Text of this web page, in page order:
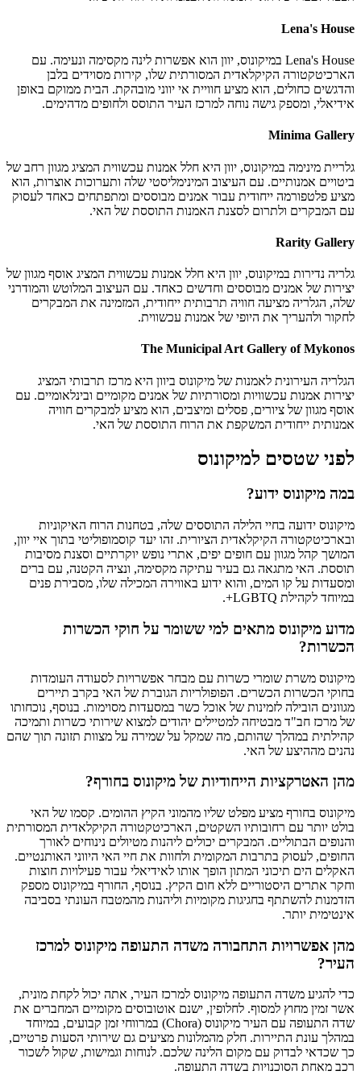
Lena's House
Lena's House במיקונוס, יוון הוא אפשרות לינה מקסימה ונעימה. עם
הארכיטקטורה הקיקלאדית המסורתית שלו, קירות מסוידים בלבן
והדגשים כחולים, הוא מציע חוויית אי יווני מובהקת. הבית ממוקם באופן
אידיאלי, ומספק גישה נוחה למרכז העיר התוסס ולחופים מדהימים.
Minima Gallery
גלריית מינימה במיקונוס, יוון היא חלל אמנות עכשווית המציג מגוון רחב של
ביטויים אמנותיים. עם העיצוב המינימליסטי שלה ותערוכות אוצרות, הוא
מציע פלטפורמה ייחודית עבור אמנים מבוססים ומתפתחים כאחד לעסוק
עם המבקרים ולתרום לסצנת האמנות התוססת של האי.
Rarity Gallery
גלריה נדירות במיקונוס, יוון היא חלל אמנות עכשווית המציג אוסף מגוון של
יצירות של אמנים מבוססים וחדשים כאחד. עם העיצוב המלוטש והמודרני
שלה, הגלריה מציעה חוויה תרבותית ייחודית, המזמינה את המבקרים
לחקור ולהעריך את היופי של אמנות עכשווית.
The Municipal Art Gallery of Mykonos
הגלריה העירונית לאמנות של מיקונוס ביוון היא מרכז תרבותי המציג
יצירות אמנות עכשוויות ומסורתיות של אמנים מקומיים ובינלאומיים. עם
אוסף מגוון של ציורים, פסלים ומיצבים, הוא מציע למבקרים חוויה
אמנותית ייחודית המשקפת את הרוח התוססת של האי.
לפני שטסים למיקונוס
במה מיקונוס ידוע?
מיקונוס ידועה בחיי הלילה התוססים שלה, בטחנות הרוח האיקוניות
ובארכיטקטורה הקיקלאדית הציורית. זהו יעד קוסמופוליטי בתוך איי יוון,
המושך קהל מגוון עם חופים יפים, אתרי נופש יוקרתיים וסצנת מסיבות
תוססת. האי מתגאה גם בעיר עתיקה מקסימה, ונציה הקטנה, עם ברים
ומסעדות על קו המים, והוא ידוע באווירה המכילה שלו, מסבירת פנים
במיוחד לקהילת LGBTQ+.
מדוע מיקונוס מתאים למי ששומר על חוקי הכשרות
הכשרות?
מיקונוס משרת שומרי כשרות עם מבחר אפשרויות לסעודה העומדות
בחוקי הכשרות הכשרים. הפופולריות הגוברת של האי בקרב תיירים
מגוונים הובילה לזמינות של אוכל כשר במסעדות מסוימות. בנוסף, נוכחותו
של מרכז חב"ד מבטיחה למטיילים יהודים למצוא שירותי כשרות ותמיכה
קהילתית במהלך שהותם, מה שמקל על שמירה על מצוות תזונה תוך שהם
נהנים מההיצע של האי.
מהן האטרקציות הייחודיות של מיקונוס בחורף?
מיקונוס בחורף מציע מפלט שליו מהמוני הקיץ ההומים. קסמו של האי
בולט יותר עם רחובותיו השקטים, הארכיטקטורה הקיקלאדית המסורתית
והנופים הבתוליים. המבקרים יכולים ליהנות מטיולים נינוחים לאורך
החופים, לעסוק בתרבות המקומית ולחוות את חיי האי היווני האותנטיים.
האקלים הים תיכוני המתון הופך אותו לאידיאלי עבור פעילויות חוצות
וחקר אתרים היסטוריים ללא חום הקיץ. בנוסף, החורף במיקונוס מספק
הזדמנות להשתתף בחגיגות מקומיות וליהנות מהמטבח העונתי בסביבה
אינטימית יותר.
מהן אפשרויות התחבורה משדה התעופה מיקונוס למרכז
העיר?
כדי להגיע משדה התעופה מיקונוס למרכז העיר, אתה יכול לקחת מונית,
אשר זמין מחוץ למסוף. לחלופין, ישנם אוטובוסים מקומיים המחברים את
שדה התעופה עם העיר מיקונוס (Chora) במרווחי זמן קבועים, במיוחד
במהלך עונת התיירות. חלק מהמלונות מציעים גם שירותי הסעות פרטיים,
כך שכדאי לבדוק עם מקום הלינה שלכם. לנוחות וגמישות, שקול לשכור
רכב מאחת הסוכנויות בשדה התעופה.